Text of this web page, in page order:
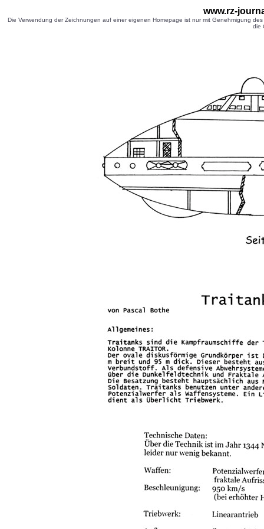
www.rz-
Die Verwendung der Zeichnungen auf einer eigenen Homepage ist nur mit Genehmigung
die